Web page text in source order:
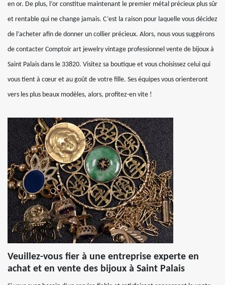
en or. De plus, l’or constitue maintenant le premier métal précieux plus sûr
et rentable qui ne change jamais. C’est la raison pour laquelle vous décidez
de l’acheter afin de donner un collier précieux. Alors, nous vous suggérons
de contacter Comptoir art jewelry vintage professionnel vente de bijoux à
Saint Palais dans le 33820. Visitez sa boutique et vous choisissez celui qui
vous tient à cœur et au goût de votre fille. Ses équipes vous orienteront
vers les plus beaux modèles, alors, profitez-en vite !
Veuillez-vous fier à une entreprise experte en
achat et en vente des bijoux à Saint Palais